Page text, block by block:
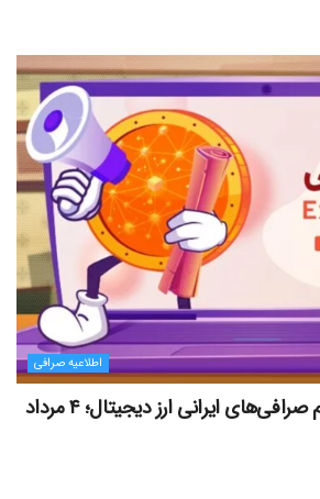
اطلاعیه صرافی
اطلاعیه و اتفاقات مهم صرافی‌های ایرانی ارز دیجیتال؛ ۴ مرداد